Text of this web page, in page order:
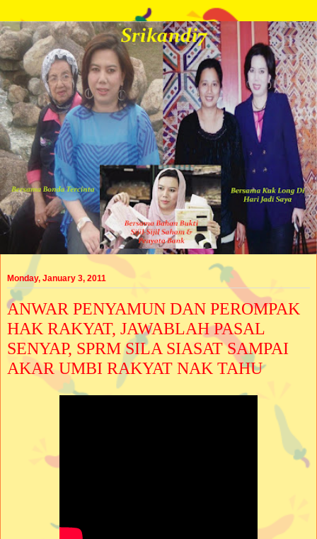
Monday, January 3, 2011
ANWAR PENYAMUN DAN PEROMPAK
HAK RAKYAT, JAWABLAH PASAL
SENYAP, SPRM SILA SIASAT SAMPAI
AKAR UMBI RAKYAT NAK TAHU